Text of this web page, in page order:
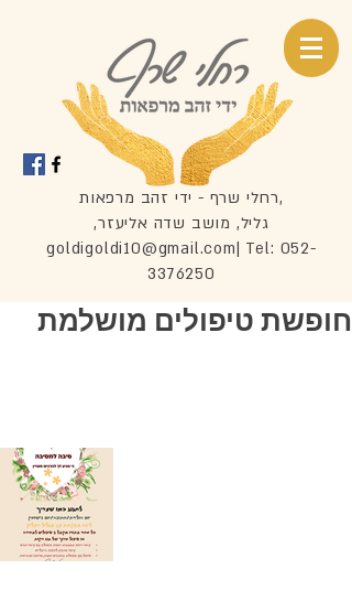
רחלי שרף - ידי זהב מרפאות,
,גליל, מושב שדה אליעזר
goldigoldi10@gmail.com| Tel: 052-
3376250
חופשת טיפולים מושלמת